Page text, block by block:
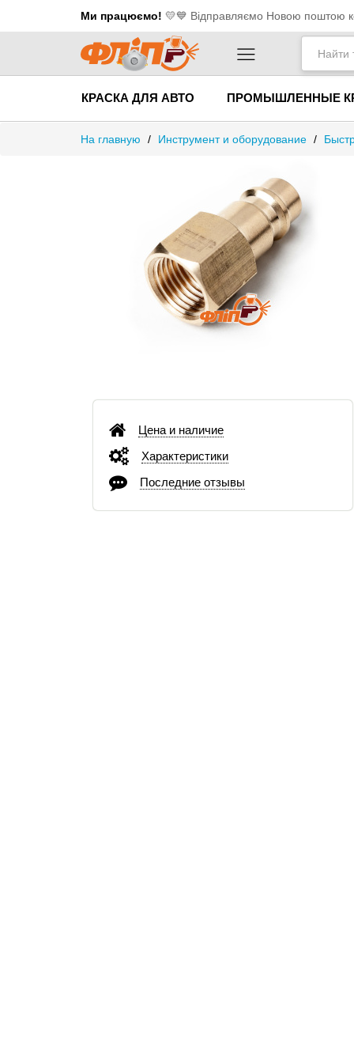
Ми працюємо! 💛​💙 Відправляємо Новою поштою
КРАСКА ДЛЯ АВТО ПРОМЫШЛЕННЫЕ
На главную / Инструмент и оборудование /
Цена и наличие
Характеристики
Последние отзывы